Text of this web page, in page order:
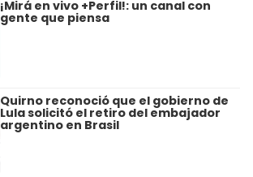
¡Mirá en vivo +Perfil!: un canal con
gente que piensa
Quirno reconoció que el gobierno de
Lula solicitó el retiro del embajador
argentino en Brasil